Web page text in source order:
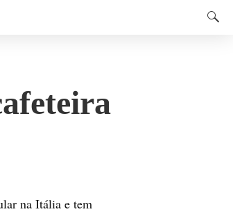
na Itália e tem